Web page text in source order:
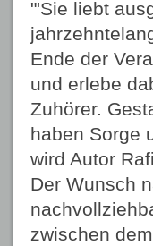
"'Sie liebt
Ende der
und erlebe
Zuhörer.
haben Sorge
wird Autor
Der Wunsch
zwischen